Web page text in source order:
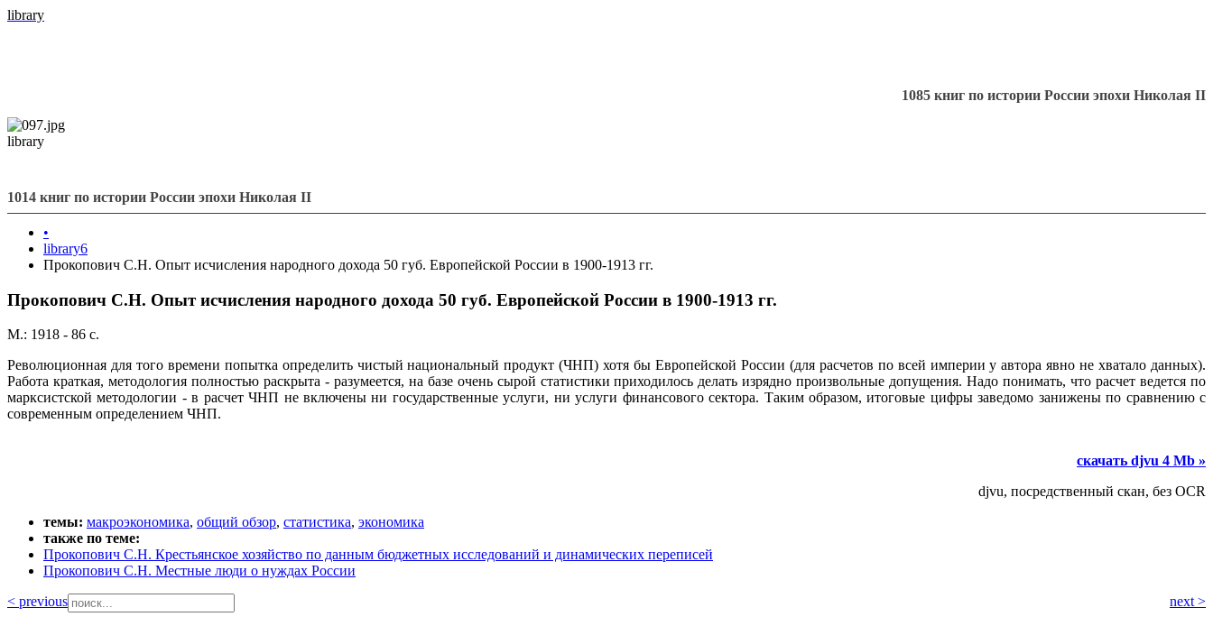
library
1085 книг по истории России эпохи Николая II
library
1014 книг по истории России эпохи Николая II
•
library6
Прокопович С.Н. Опыт исчисления народного дохода 50 губ. Европейской России в 1900-1913 гг.
Прокопович С.Н. Опыт исчисления народного дохода 50 губ. Европейской России в 1900-1913 гг.
М.: 1918 - 86 с.
Революционная для того времени попытка определить чистый национальный продукт (ЧНП) хотя бы Европейской России (для расчетов по всей империи у автора явно не хватало данных).
Работа краткая, методология полностью раскрыта - разумеется, на базе очень сырой статистики приходилось делать изрядно произвольные допущения. Надо понимать, что расчет ведется по
марксистской методологии - в расчет ЧНП не включены ни государственные услуги, ни услуги финансового сектора. Таким образом, итоговые цифры заведомо занижены по сравнению с
современным определением ЧНП.
скачать djvu 4 Mb »
djvu, посредственный скан, без OCR
темы: макроэкономика, общий обзор, статистика, экономика
также по теме:
Прокопович С.Н. Крестьянское хозяйство по данным бюджетных исследований и динамических переписей
Прокопович С.Н. Местные люди о нуждах России
< previous
next >